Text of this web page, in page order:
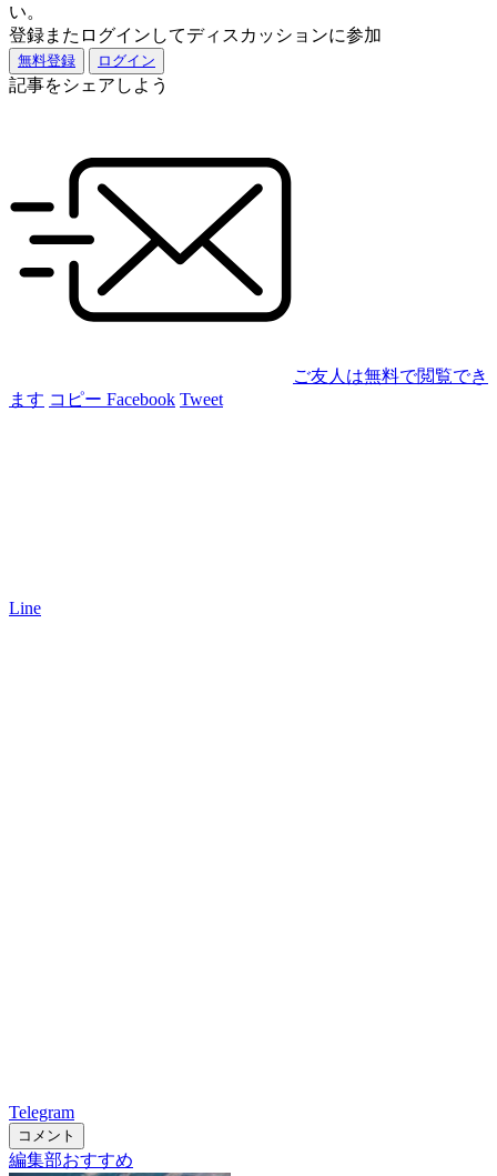
い。
登録またログインしてディスカッションに参加
無料登録 ログイン
記事をシェアしよう
ご友人は無料で閲覧でき
ます コピー Facebook Tweet
Line
Telegram
コメント
編集部おすすめ